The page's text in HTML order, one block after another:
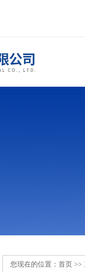
您现在的位置： 首页 >>